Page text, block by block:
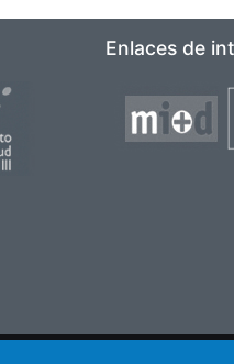
Enlaces de
Imagen